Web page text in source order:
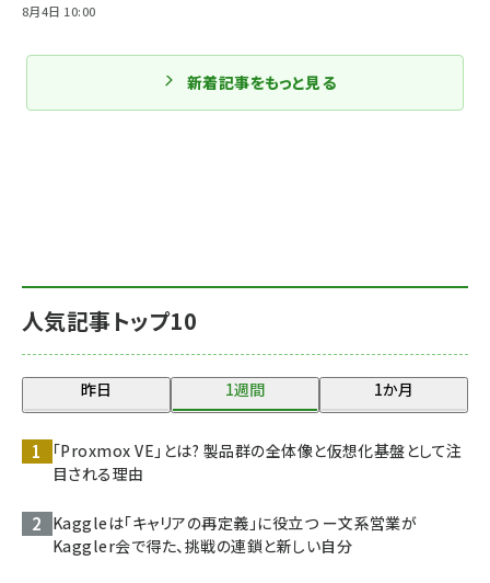
人気記事トップ10
昨日 1週間 1か月
「Proxmox VE」とは? 製品群の全体像と仮想化基盤として注
目される理由
Kaggleは「キャリアの再定義」に役立つ ー文系営業が
Kaggler会で得た、挑戦の連鎖と新しい自分
8月4日 10:00
新着記事をもっと見る